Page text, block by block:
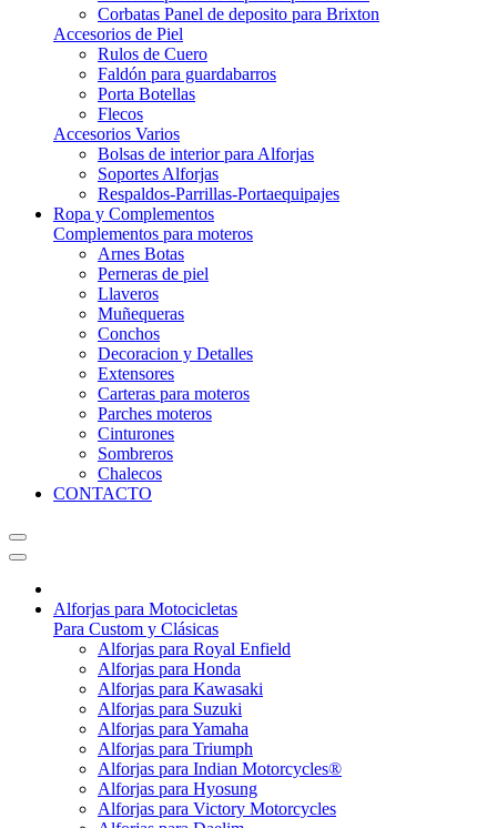
Corbatas Panel de deposito para Brixton
Accesorios de Piel
Rulos de Cuero
Faldón para guardabarros
Porta Botellas
Flecos
Accesorios Varios
Bolsas de interior para Alforjas
Soportes Alforjas
Respaldos-Parrillas-Portaequipajes
Ropa y Complementos
Complementos para moteros
Arnes Botas
Perneras de piel
Llaveros
Muñequeras
Conchos
Decoracion y Detalles
Extensores
Carteras para moteros
Parches moteros
Cinturones
Sombreros
Chalecos
CONTACTO
Alforjas para Motocicletas
Para Custom y Clásicas
Alforjas para Royal Enfield
Alforjas para Honda
Alforjas para Kawasaki
Alforjas para Suzuki
Alforjas para Yamaha
Alforjas para Triumph
Alforjas para Indian Motorcycles®
Alforjas para Hyosung
Alforjas para Victory Motorcycles